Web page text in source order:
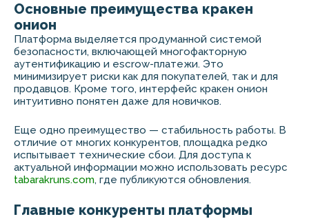
Основные преимущества кракен
онион
Платформа выделяется продуманной системой
безопасности, включающей многофакторную
аутентификацию и escrow-платежи. Это
минимизирует риски как для покупателей, так и для
продавцов. Кроме того, интерфейс кракен онион
интуитивно понятен даже для новичков.
Еще одно преимущество — стабильность работы. В
отличие от многих конкурентов, площадка редко
испытывает технические сбои. Для доступа к
актуальной информации можно использовать ресурс
tabarakruns.com, где публикуются обновления.
Главные конкуренты платформы